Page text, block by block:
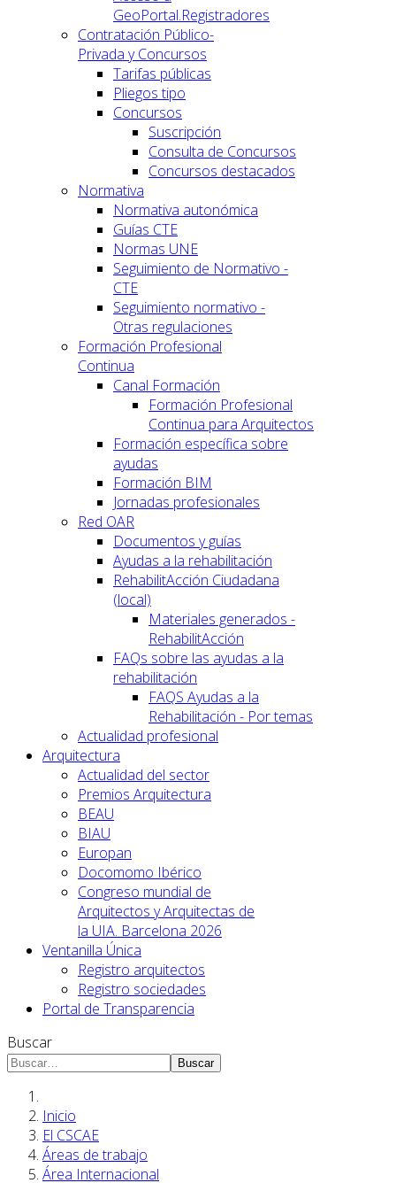
GeoPortal.Registradores
Contratación Público-
Privada y Concursos
Tarifas públicas
Pliegos tipo
Concursos
Suscripción
Consulta de Concursos
Concursos destacados
Normativa
Normativa autonómica
Guías CTE
Normas UNE
Seguimiento de Normativo -
CTE
Seguimiento normativo -
Otras regulaciones
Formación Profesional
Continua
Canal Formación
Formación Profesional
Continua para Arquitectos
Formación específica sobre
ayudas
Formación BIM
Jornadas profesionales
Red OAR
Documentos y guías
Ayudas a la rehabilitación
RehabilitAcción Ciudadana
(local)
Materiales generados -
RehabilitAcción
FAQs sobre las ayudas a la
rehabilitación
FAQS Ayudas a la
Rehabilitación - Por temas
Actualidad profesional
Arquitectura
Actualidad del sector
Premios Arquitectura
BEAU
BIAU
Europan
Docomomo Ibérico
Congreso mundial de
Arquitectos y Arquitectas de
la UIA. Barcelona 2026
Ventanilla Única
Registro arquitectos
Registro sociedades
Portal de Transparencia
Buscar
Buscar
Inicio
El CSCAE
Áreas de trabajo
Área Internacional